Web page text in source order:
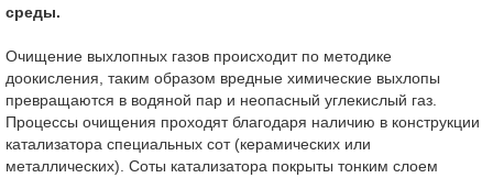
среды.
Очищение выхлопных газов происходит по методике
доокисления, таким образом вредные химические выхлопы
превращаются в водяной пар и неопасный углекислый газ.
Процессы очищения проходят благодаря наличию в конструкции
катализатора специальных сот (керамических или
металлических). Соты катализатора покрыты тонким слоем